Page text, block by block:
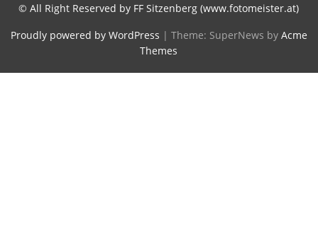
© All Right Reserved by FF Sitzenberg (www.fotomeister.at)
Proudly powered by WordPress | Theme: SuperNews by Acme
Themes